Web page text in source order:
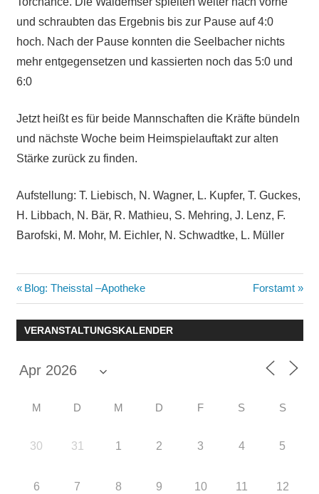
und schraubten das Ergebnis bis zur Pause auf 4:0
hoch. Nach der Pause konnten die Seelbacher nichts
mehr entgegensetzen und kassierten noch das 5:0 und
6:0
Jetzt heißt es für beide Mannschaften die Kräfte bündeln
und nächste Woche beim Heimspielauftakt zur alten
Stärke zurück zu finden.
Aufstellung: T. Liebisch, N. Wagner, L. Kupfer, T. Guckes,
H. Libbach, N. Bär, R. Mathieu, S. Mehring, J. Lenz, F.
Barofski, M. Mohr, M. Eichler, N. Schwadtke, L. Müller
Beitragsnavigation
Vorheriger
Beitrag:
Blog: Theisstal –Apotheke
Nächster
Beitrag:
Forstamt
VERANSTALTUNGSKALENDER
M D M D F S S
30 31 1 2 3 4 5
6 7 8 9 10 11 12